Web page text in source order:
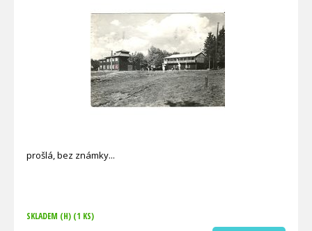
prošlá, bez známky
SKLADEM (H) (1 KS)